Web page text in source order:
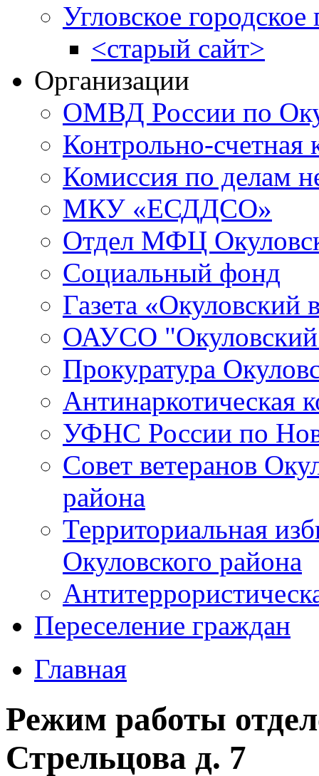
Угловское городское
<старый сайт>
Организации
ОМВД России по
Контрольно-счетная
Комиссия по делам
МКУ «ЕСДДСО»
Отдел МФЦ
Социальный фонд
Газета «Окуловский
ОАУСО
Прокуратура
Антинаркотическая
УФНС России по
Совет ветеранов
района
Территориальная
Окуловского района
Переселение граждан
Главная
Режим работы
Стрельцова д. 7